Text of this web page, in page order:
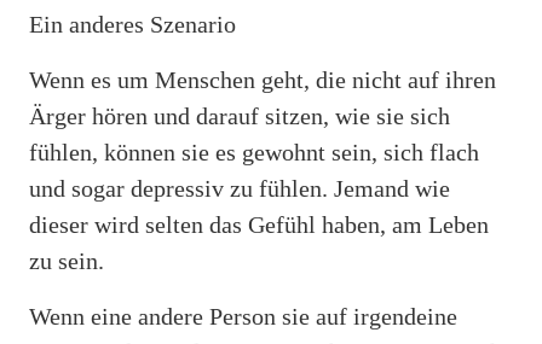
Ein anderes Szenario
Wenn es um Menschen geht, die nicht auf ihren
Ärger hören und darauf sitzen, wie sie sich
fühlen, können sie es gewohnt sein, sich flach
und sogar depressiv zu fühlen. Jemand wie
dieser wird selten das Gefühl haben, am Leben
zu sein.
Wenn eine andere Person sie auf irgendeine